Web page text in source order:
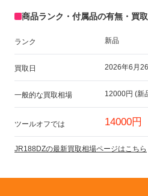
商品ランク・付属品の有無・買
ランク 新品
買取日 2026年6月
一般的な買取相場 12000円 (新
ツールオフでは 14000円
JR188DZの最新買取相場ページはこちら